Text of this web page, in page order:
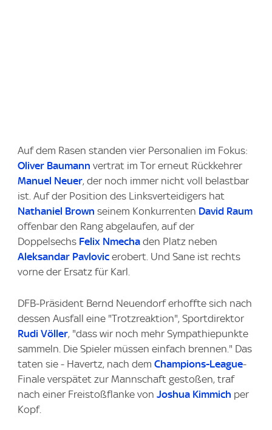
Auf dem Rasen standen vier Personalien im Fokus:
Oliver Baumann vertrat im Tor erneut Rückkehrer
Manuel Neuer, der noch immer nicht voll belastbar
ist. Auf der Position des Linksverteidigers hat
Nathaniel Brown seinem Konkurrenten David Raum
offenbar den Rang abgelaufen, auf der
Doppelsechs Felix Nmecha den Platz neben
Aleksandar Pavlovic erobert. Und Sane ist rechts
vorne der Ersatz für Karl.
DFB-Präsident Bernd Neuendorf erhoffte sich nach
dessen Ausfall eine "Trotzreaktion", Sportdirektor
Rudi Völler, "dass wir noch mehr Sympathiepunkte
sammeln. Die Spieler müssen einfach brennen." Das
taten sie - Havertz, nach dem Champions-League-
Finale verspätet zur Mannschaft gestoßen, traf
nach einer Freistoßflanke von Joshua Kimmich per
Kopf.